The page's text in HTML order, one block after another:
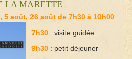
LA MARETTE
août, 26 août de 7h30 à 10h00
7h30 : visite guidée
9h30 : petit déjeuner